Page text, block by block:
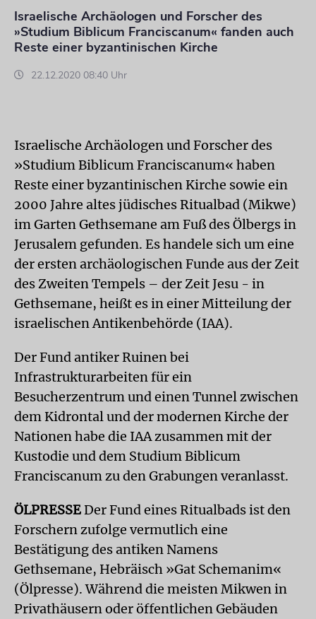
Israelische Archäologen und Forscher des
»Studium Biblicum Franciscanum« fanden auch
Reste einer byzantinischen Kirche
22.12.2020 08:40 Uhr
Israelische Archäologen und Forscher des
»Studium Biblicum Franciscanum« haben
Reste einer byzantinischen Kirche sowie ein
2000 Jahre altes jüdisches Ritualbad (Mikwe)
im Garten Gethsemane am Fuß des Ölbergs in
Jerusalem gefunden. Es handele sich um eine
der ersten archäologischen Funde aus der Zeit
des Zweiten Tempels – der Zeit Jesu - in
Gethsemane, heißt es in einer Mitteilung der
israelischen Antikenbehörde (IAA).
Der Fund antiker Ruinen bei
Infrastrukturarbeiten für ein
Besucherzentrum und einen Tunnel zwischen
dem Kidrontal und der modernen Kirche der
Nationen habe die IAA zusammen mit der
Kustodie und dem Studium Biblicum
Franciscanum zu den Grabungen veranlasst.
ÖLPRESSEDer Fund eines Ritualbads ist den
Forschern zufolge vermutlich eine
Bestätigung des antiken Namens
Gethsemane, Hebräisch »Gat Schemanim«
(Ölpresse). Während die meisten Mikwen in
Privathäusern oder öffentlichen Gebäuden